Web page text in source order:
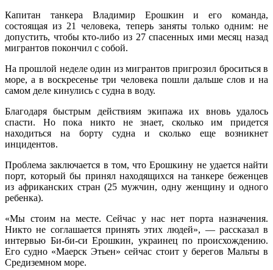
Капитан танкера Владимир Ерошкин и его команда,
состоящая из 21 человека, теперь заняты только одним: не
допустить, чтобы кто-либо из 27 спасенных ими месяц назад
мигрантов покончил с собой.
На прошлой неделе один из мигрантов пригрозил броситься в
море, а в воскресенье три человека пошли дальше слов и на
самом деле кинулись с судна в воду.
Благодаря быстрым действиям экипажа их вновь удалось
спасти. Но пока никто не знает, сколько им придется
находиться на борту судна и сколько еще возникнет
инцидентов.
Проблема заключается в том, что Ерошкину не удается найти
порт, который бы принял находящихся на танкере беженцев
из африканских стран (25 мужчин, одну женщину и одного
ребенка).
«Мы стоим на месте. Сейчас у нас нет порта назначения.
Никто не соглашается принять этих людей», — рассказал в
интервью Би-би-си Ерошкин, украинец по происхождению.
Его судно «Маерск Этьен» сейчас стоит у берегов Мальты в
Средиземном море.